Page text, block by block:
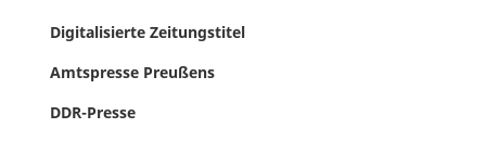
Digitalisierte Zeitungstitel
Amtspresse Preußens
DDR-Presse